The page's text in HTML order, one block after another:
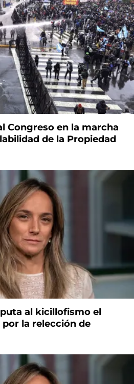
Congreso en la marcha
de la Propiedad
al kicillofismo el
la relección de